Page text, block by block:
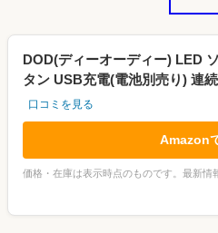
DOD(ディーオーディー) LED
タン USB充電(電池別売り) 連
口コミを見る
Amazon
価格・在庫は表示時点のものです。最新情